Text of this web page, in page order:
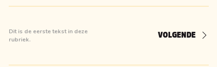
Dit is de eerste tekst in deze
rubriek.
VOLGENDE